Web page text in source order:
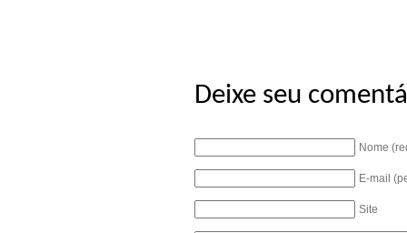
Deixe seu
Nome
E-mail
Site